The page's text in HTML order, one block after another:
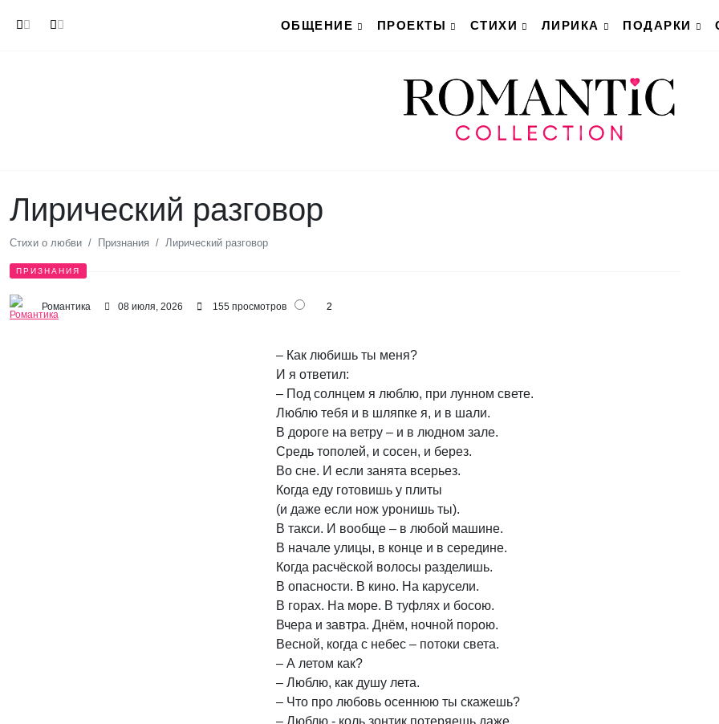
ОБЩЕНИЕ
ПРОЕКТЫ СТИХИ ЛИРИКА ПОДАРКИ
Лирический разговор
Стихи о любви Признания Лирический разговор
ПРИЗНАНИЯ
Романтика 08 июля, 2026 155 просмотров 2
– Как любишь ты меня?
И я ответил:
– Под солнцем я люблю, при лунном свете.
Люблю тебя и в шляпке я, и в шали.
В дороге на ветру – и в людном зале.
Средь тополей, и сосен, и берез.
Во сне. И если занята всерьез.
Когда еду готовишь у плиты
(и даже если нож уронишь ты).
В такси. И вообще – в любой машине.
В начале улицы, в конце и в середине.
Когда расчёской волосы разделишь.
В опасности. В кино. На карусели.
В горах. На море. В туфлях и босою.
Вчера и завтра. Днём, ночной порою.
Весной, когда с небес – потоки света.
– А летом как?
– Люблю, как душу лета.
– Что про любовь осеннюю ты скажешь?
– Люблю - коль зонтик потеряешь даже.